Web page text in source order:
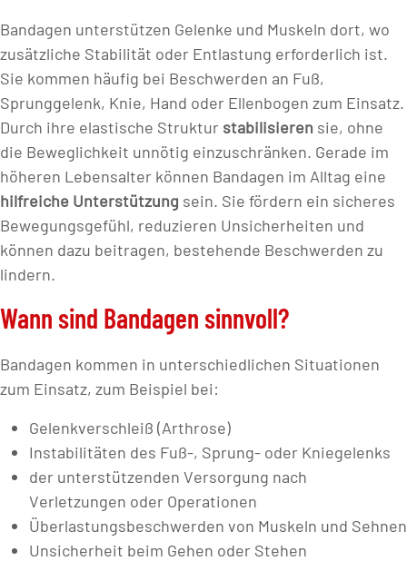
Bandagen unterstützen Gelenke und Muskeln dort, wo
zusätzliche Stabilität oder Entlastung erforderlich ist.
Sie kommen häufig bei Beschwerden an Fuß,
Sprunggelenk, Knie, Hand oder Ellenbogen zum Einsatz.
Durch ihre elastische Struktur stabilisieren sie, ohne
die Beweglichkeit unnötig einzuschränken. Gerade im
höheren Lebensalter können Bandagen im Alltag eine
hilfreiche Unterstützung sein. Sie fördern ein sicheres
Bewegungsgefühl, reduzieren Unsicherheiten und
können dazu beitragen, bestehende Beschwerden zu
lindern.
Wann sind Bandagen sinnvoll?
Bandagen kommen in unterschiedlichen Situationen
zum Einsatz, zum Beispiel bei:
Gelenkverschleiß (Arthrose)
Instabilitäten des Fuß-, Sprung- oder Kniegelenks
der unterstützenden Versorgung nach
Verletzungen oder Operationen
Überlastungsbeschwerden von Muskeln und Sehnen
Unsicherheit beim Gehen oder Stehen